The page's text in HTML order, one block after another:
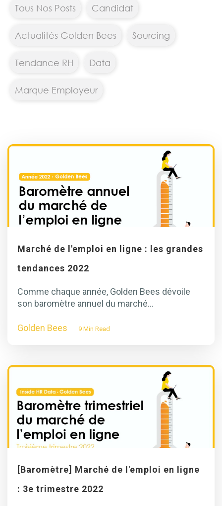
Tous Nos Posts Candidat
Actualités Golden Bees Sourcing
Tendance RH Data
Marque Employeur
Marché de l'emploi en ligne : les grandes
tendances 2022
Comme chaque année, Golden Bees dévoile
son baromètre annuel du marché...
Golden Bees 9 Min Read
[Baromètre] Marché de l'emploi en ligne
: 3e trimestre 2022